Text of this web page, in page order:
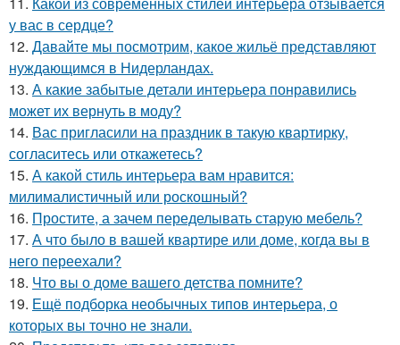
у вас в сердце?
12. Давайте мы посмотрим, какое жильё представляют
нуждающимся в Нидерландах.
13. А какие забытые детали интерьера понравились
может их вернуть в моду?
14. Вас пригласили на праздник в такую квартирку,
согласитесь или откажетесь?
15. А какой стиль интерьера вам нравится:
милималистичный или роскошный?
16. Простите, а зачем переделывать старую мебель?
17. А что было в вашей квартире или доме, когда вы в
него переехали?
18. Что вы о доме вашего детства помните?
19. Ещё подборка необычных типов интерьера, о
которых вы точно не знали.